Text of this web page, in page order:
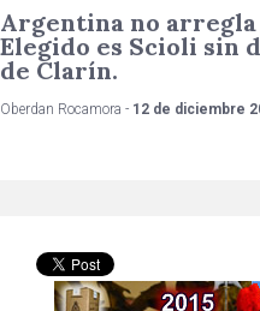
Argentina no arregla
Elegido es Scioli sin
de Clarín.
Oberdan Rocamora - 12 de diciembre